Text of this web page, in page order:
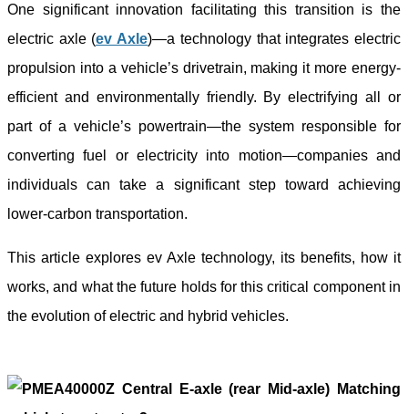
One significant innovation facilitating this transition is the
electric axle (ev Axle)—a technology that integrates electric
propulsion into a vehicle’s drivetrain, making it more energy-
efficient and environmentally friendly. By electrifying all or
part of a vehicle’s powertrain—the system responsible for
converting fuel or electricity into motion—companies and
individuals can take a significant step toward achieving
lower-carbon transportation.
This article explores ev Axle technology, its benefits, how it
works, and what the future holds for this critical component in
the evolution of electric and hybrid vehicles.